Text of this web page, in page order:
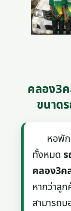
คลอง3ค
ขนาด
หอพัก
ทั้งหมด
คลอง3ค
หากว่าลูก
สามารถบ